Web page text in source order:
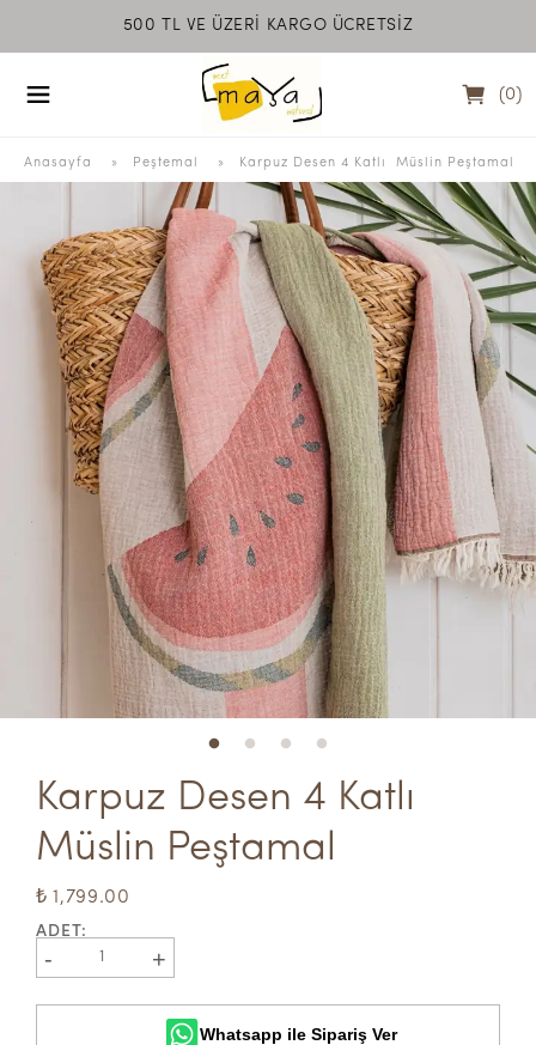
500 TL VE ÜZERİ KARGO ÜCRETSİZ
MEET MAYA
(0)
Anasayfa » Peştemal » Karpuz Desen 4 Katlı  Müslin Peştamal
Karpuz Desen 4 Katlı
Müslin Peştamal
₺ 1,799.00
ADET:
- 1 +
Whatsapp ile Sipariş Ver